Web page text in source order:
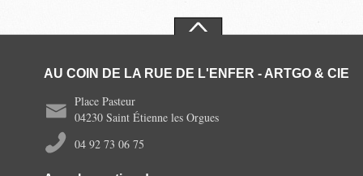
AU COIN DE LA RUE DE L'ENFER - ARTGO & CIE
Place Pasteur
04230 Saint Étienne les Orgues
04 92 73 06 75